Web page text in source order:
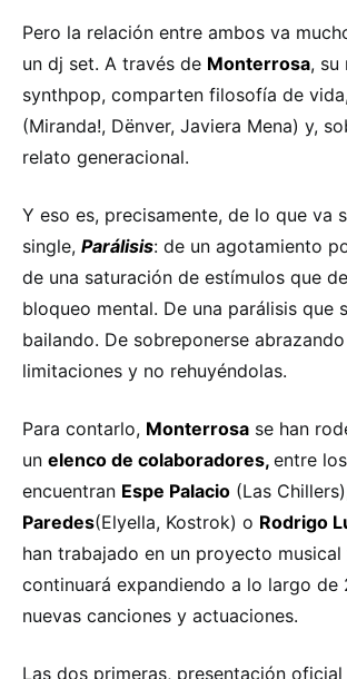
Pero la relación entre ambos va
un dj set. A través de Monterrosa, su
synthpop, comparten filosofía de
(Miranda!, Dënver, Javiera Mena) y,
relato generacional.
Y eso es, precisamente, de lo que va
single, Parálisis: de un agotamiento
de una saturación de estímulos que
bloqueo mental. De una parálisis que
bailando. De sobreponerse
limitaciones y no rehuyéndolas.
Para contarlo, Monterrosa se han
un elenco de colaboradores, entre
encuentran Espe Palacio (Las
Paredes(Elyella, Kostrok) o Rodrigo
han trabajado en un proyecto
continuará expandiendo a lo largo de
nuevas canciones y actuaciones.
Las dos primeras, presentación